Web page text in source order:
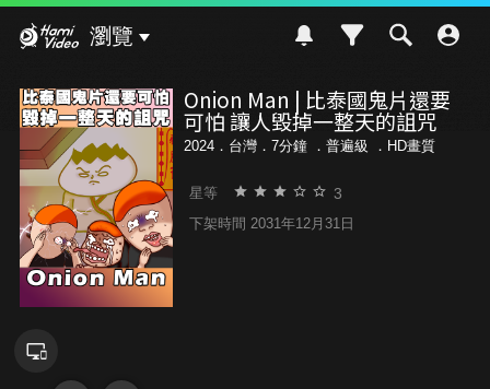
瀏覽
Onion Man | 比泰國鬼片還要
可怕 讓人毀掉一整天的詛咒
2024．台灣．7分鐘 ． 普遍級 ．HD畫質
星等 3
下架時間 2031年12月31日